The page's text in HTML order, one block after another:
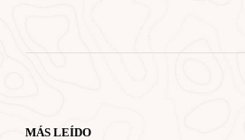
MÁS LEÍDO